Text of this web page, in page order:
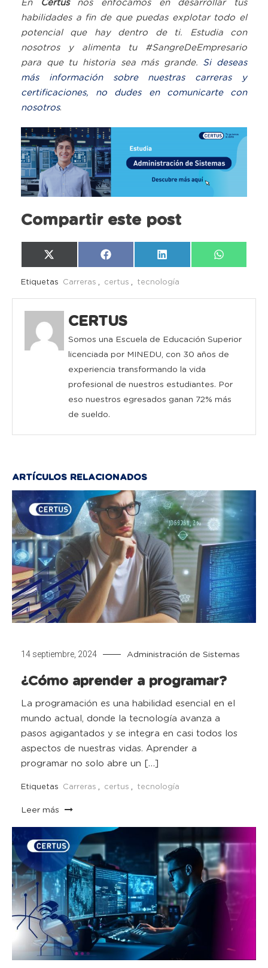
En Certus
nos enfocamos en desarrollar tus
habilidades a fin de que puedas explotar todo el
potencial que hay dentro de ti. Estudia con
nosotros y alimenta tu #SangreDeEmpresario
para que tu historia sea más grande.
Si deseas
más información sobre nuestras carreras y
certificaciones, no dudes en comunicarte con
nosotros.
Compartir este post
Compartir
en
X
(Twitter)
Compartir
en
Facebook
Compartir
en
LinkedIn
Compartir
en
Etiquetas Carreras , certus , tecnología
CERTUS
Somos una Escuela de Educación Superior
licenciada por MINEDU, con 30 años de
experiencia transformando la vida
profesional de nuestros estudiantes. Por
eso nuestros egresados ganan 72% más
de sueldo.
ARTÍCULOS RELACIONADOS
14 septiembre, 2024 Administración de Sistemas
¿Cómo aprender a programar?
La programación es una habilidad esencial en el
mundo actual, donde la tecnología avanza a
pasos agigantados y se integra en casi todos los
aspectos de nuestras vidas. Aprender a
programar no solo abre un […]
Etiquetas Carreras , certus , tecnología
Leer más